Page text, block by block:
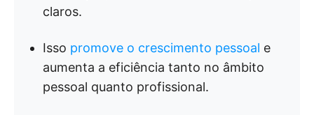
claros.
Isso promove o crescimento pessoal e
aumenta a eficiência tanto no âmbito
pessoal quanto profissional.